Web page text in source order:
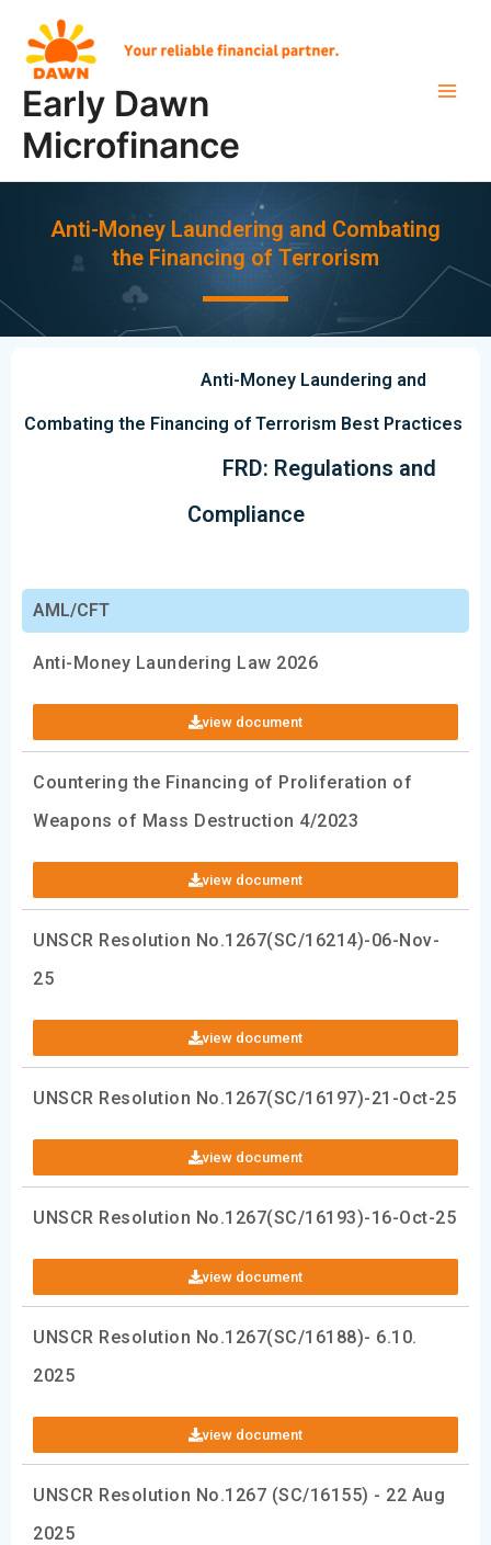
content
Early Dawn
Microfinance
Anti-Money Laundering and Combating
the Financing of Terrorism
Anti-Money Laundering and
Combating the Financing of Terrorism Best Practices
FRD: Regulations and
Compliance
AML/CFT
Anti-Money Laundering Law 2026
view document
Countering the Financing of Proliferation of
Weapons of Mass Destruction 4/2023
view document
UNSCR Resolution No.1267(SC/16214)-06-Nov-
25
view document
UNSCR Resolution No.1267(SC/16197)-21-Oct-25
view document
UNSCR Resolution No.1267(SC/16193)-16-Oct-25
view document
UNSCR Resolution No.1267(SC/16188)- 6.10.
2025
view document
UNSCR Resolution No.1267 (SC/16155) - 22 Aug
2025